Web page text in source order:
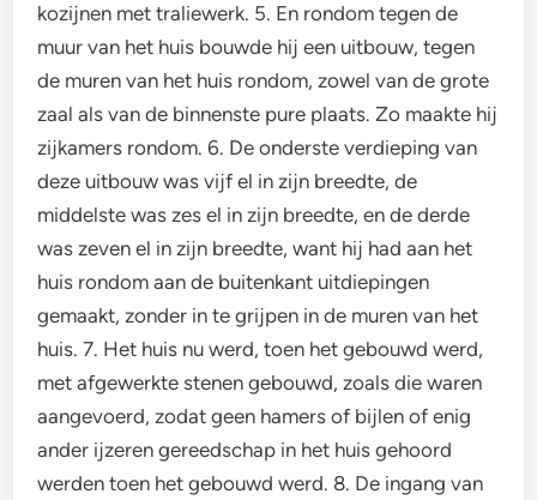
kozijnen met traliewerk. 5. En rondom tegen de
muur van het huis bouwde hij een uitbouw, tegen
de muren van het huis rondom, zowel van de grote
zaal als van de binnenste pure plaats. Zo maakte hij
zijkamers rondom. 6. De onderste verdieping van
deze uitbouw was vijf el in zijn breedte, de
middelste was zes el in zijn breedte, en de derde
was zeven el in zijn breedte, want hij had aan het
huis rondom aan de buitenkant uitdiepingen
gemaakt, zonder in te grijpen in de muren van het
huis. 7. Het huis nu werd, toen het gebouwd werd,
met afgewerkte stenen gebouwd, zoals die waren
aangevoerd, zodat geen hamers of bijlen of enig
ander ijzeren gereedschap in het huis gehoord
werden toen het gebouwd werd. 8. De ingang van